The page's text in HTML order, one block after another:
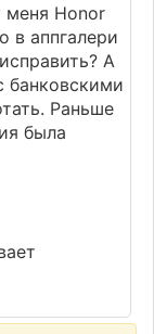
меня Honor
в аппгалери
А
банковскими
Раньше
была